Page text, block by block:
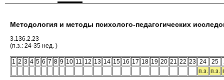
Методология и методы психолого-педагогических
3.136.2.23
(п.з.: 24-35 нед. )
1 2 3 4 5 6 7 8 9 10 11 12 13 14 15 16 17 18 19 20 21 22 23 24 25
п.з. п.з.